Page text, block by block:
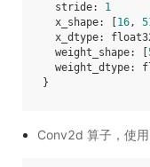
stride:
1
x_shape: 16,
x_dtype:
weight_shape:
weight_dtype:
}
Conv2d 算子，使